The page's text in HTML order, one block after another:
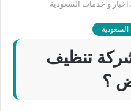
اخبار و خدمات السعودية
تنظيف
؟